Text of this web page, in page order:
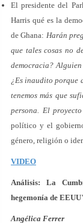
El presidente del
Harris qué es la
de Ghana: Harán
que tales cosas no
democracia?
¿Es inaudito porque
tenemos más que
persona. El
político y el
género, religión o
VIDEO
Análisis: La
hegemonía de
Angélica Ferrer